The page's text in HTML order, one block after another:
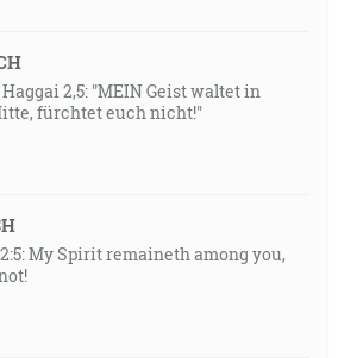
2,5: "MEIN Geist waltet in
fürchtet euch nicht!"
My Spirit remaineth among you,